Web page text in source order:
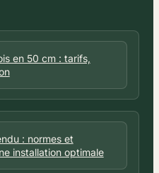
en 50 cm : tarifs,
: normes et
installation optimale